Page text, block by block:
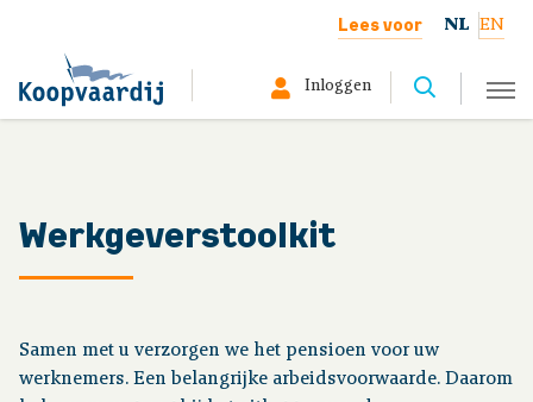
Lees voor NL EN
Gepensioneerd
Inloggen
Werkgeverstoolkit
Samen met u verzorgen we het pensioen voor uw
werknemers. Een belangrijke arbeidsvoorwaarde. Daarom